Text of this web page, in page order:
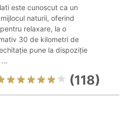
este cunoscut ca un
naturii, oferind
relaxare, la o
30 de kilometri de
pune la dispoziție
(118)